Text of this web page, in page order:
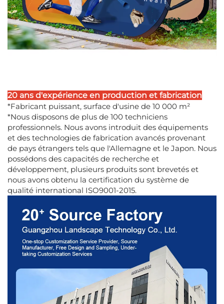
20 ans d'expérience en production et fabrication
*Fabricant puissant, surface d'usine de 10 000 m²
*Nous disposons de plus de 100 techniciens
professionnels. Nous avons introduit des équipements
et des technologies de fabrication avancés provenant
de pays étrangers tels que l'Allemagne et le Japon. Nous
possédons des capacités de recherche et
développement, plusieurs produits sont brevetés et
nous avons obtenu la certification du système de
qualité international ISO9001-2015.